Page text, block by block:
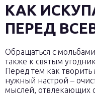
КАК
ПЕРЕД
Обращаться с
также к святым
Перед тем как творить
нужный настрой –
мыслей, отвлекающих